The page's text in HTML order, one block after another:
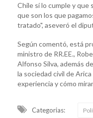
Chile sí lo cumple y que
que son los que
tratado", aseveró el
Según comentó, está
ministro de RR.EE.,
Alfonso Silva, además
la sociedad civil de
experiencia y cómo
Categorias: